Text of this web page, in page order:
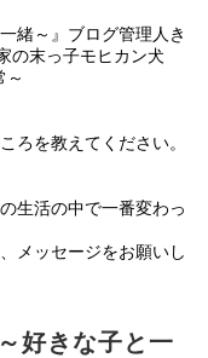
緒～』ブログ管理人き
の末っ子モヒカン犬
～
ろを教えてください。
生活の中で一番変わっ
メッセージをお願いし
好きな子と一